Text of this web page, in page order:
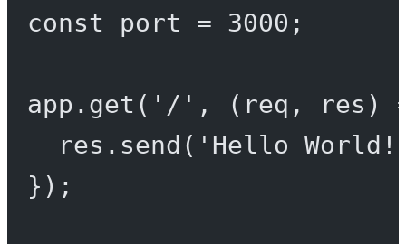
const
port = 3000 ;
app. get ( '/' , ( req , res )
res. send ( 'Hello
});